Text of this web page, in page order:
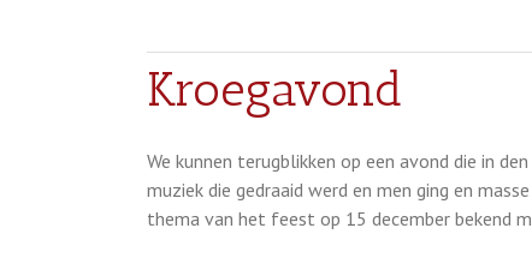
Kroegavond
We kunnen terugblikken op een avond die in
muziek die gedraaid werd en men ging en
thema van het feest op 15 december bekend